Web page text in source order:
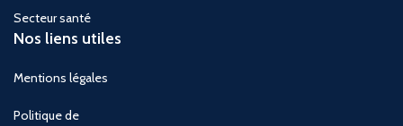
Secteur santé
Nos liens utiles
Mentions légales
Politique de